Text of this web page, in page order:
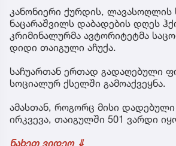
გიორგი ღოღობერიძის
რჩევა
კანონიერი ქურდის, ლავასოღლის
ნაცარაშვილს დაბადების დღეს
კრიმინალურმა ავტორიტეტმა
დიდი თაიგული აჩუქა.
საჩუართან ერთად გადაღებული
სოციალურ ქსელში გამოაქვეყნა.
ამასთან, როგორც მისი
ირკვევა, თაიგულში 501 ვარდი
ნახეთ ვიდეო ⇓